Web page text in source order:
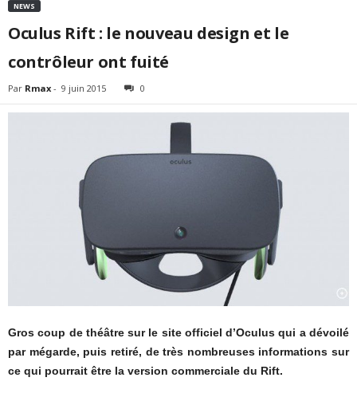
NEWS
Oculus Rift : le nouveau design et le
contrôleur ont fuité
Par Rmax - 9 juin 2015 0
Gros coup de théâtre sur le site officiel d’Oculus qui a dévoilé
par mégarde, puis retiré, de très nombreuses informations sur
ce qui pourrait être la version commerciale du Rift.